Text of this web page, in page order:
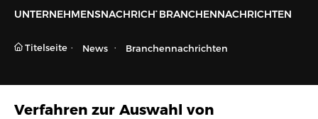
UNTERNEHMENSNACHRICHTENBRANCHENNACHRICHTEN
Titelseite News Branchennachrichten
Verfahren zur Auswahl von